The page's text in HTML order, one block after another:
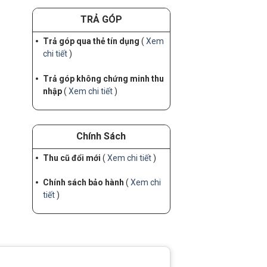
TRẢ GÓP
Trả góp qua thẻ tín dụng ( Xem
chi tiết)
Trả góp không chứng minh thu
nhập( Xem chi tiết)
Chính Sách
Thu cũ đổi mới ( Xem chi tiết)
Chính sách bảo hành ( Xem chi
tiết)